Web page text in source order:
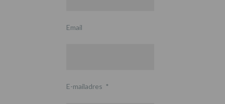
Email
E-mailadres *